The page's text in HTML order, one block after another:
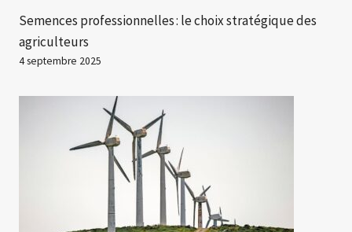
Semences professionnelles : le choix stratégique des
agriculteurs
4 septembre 2025